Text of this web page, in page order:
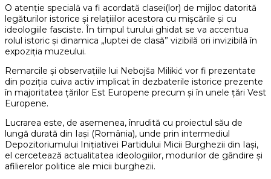
O atenție specială va fi acordată clasei(lor) de mijloc datorită
legăturilor istorice și relațiiilor acestora cu mișcările și cu
ideologiile fasciste. În timpul turului ghidat se va accentua
rolul istoric și dinamica „luptei de clasă” vizibilă ori invizibilă în
expoziția muzeului.
Remarcile și observațiile lui Nebojša Milikić vor fi prezentate
din poziția cuiva activ implicat în dezbaterile istorice prezente
în majoritatea țărilor Est Europene precum și în unele țări Vest
Europene.
Lucrarea este, de asemenea, înrudită cu proiectul său de
lungă durată din Iași (România), unde prin intermediul
Depozitoriumului Inițiativei Partidului Micii Burghezii din Iași,
el cercetează actualitatea ideologiilor, modurilor de gândire și
afilierelor politice ale micii burghezii.